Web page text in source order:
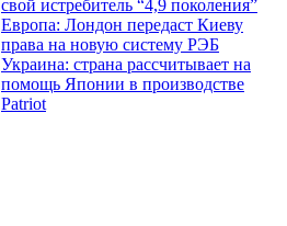
свой истребитель “4,9 поколения”
Европа: Лондон передаст Киеву
права на новую систему РЭБ
Украина: страна рассчитывает на
помощь Японии в производстве
Patriot